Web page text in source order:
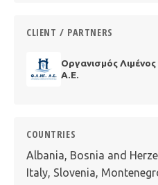
CLIENT / PARTNERS
Οργανισμός
Α.Ε.
COUNTRIES
Albania, Bosnia and
Italy, Slovenia,